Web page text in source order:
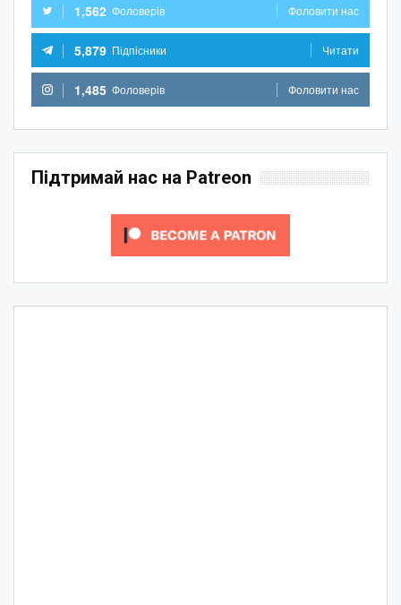
1,562 Фоловерів Фоловити нас
5,879 Підпісники Читати
1,485 Фоловерів Фоловити нас
Підтримай нас на Patreon